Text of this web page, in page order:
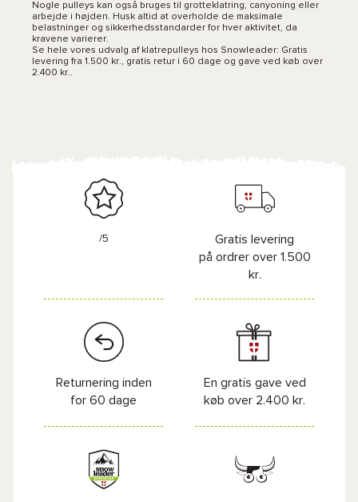
Nogle pulleys kan også bruges til grotteklatring, canyoning eller
arbejde i højden. Husk altid at overholde de maksimale
belastninger og sikkerhedsstandarder for hver aktivitet, da
kravene varierer.
Se hele vores udvalg af klatrepulleys hos Snowleader: Gratis
levering fra 1.500 kr., gratis retur i 60 dage og gave ved køb over
2.400 kr..
/5
Gratis levering
på ordrer over 1.500
kr.
Returnering inden
for 60 dage
En gratis gave ved
køb over 2.400 kr.